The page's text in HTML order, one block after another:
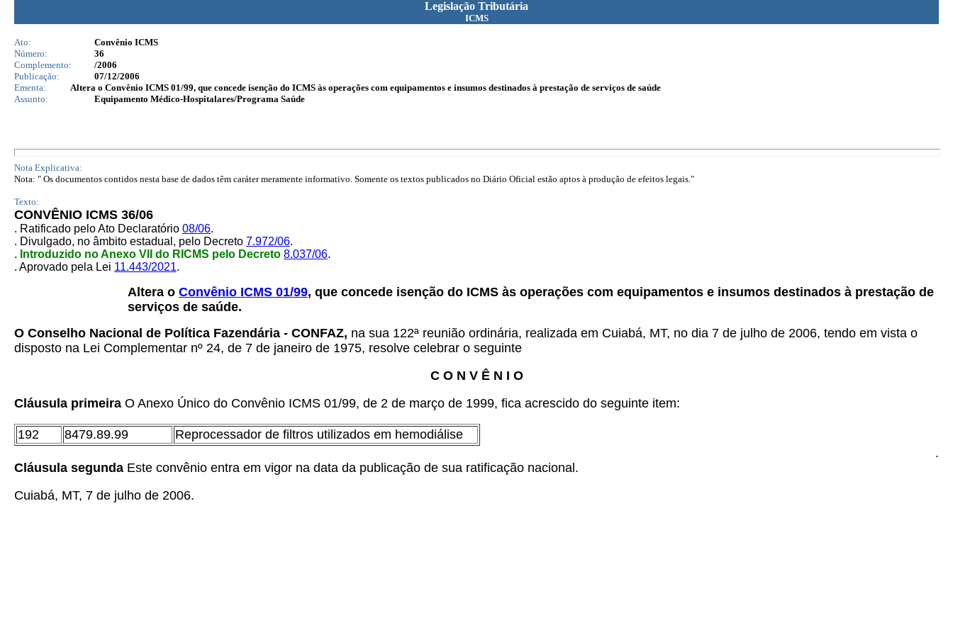
Legislação Tributária
ICMS
Ato:
Convênio ICMS
Número:
36
Complemento:
/2006
Publicação:
07/12/2006
Ementa:
Altera o Convênio ICMS 01/99, que concede isenção do ICMS às operações com equipamentos e insumos destinados à prestação de serviços de saúde
Assunto:
Equipamento Médico-Hospitalares/Programa Saúde
Nota Explicativa:
Nota: " Os documentos contidos nesta base de dados têm caráter meramente informativo. Somente os textos publicados no Diário Oficial estão aptos à produção de efeitos legais."
Texto:
CONVÊNIO ICMS 36/06
. Ratificado pelo Ato Declaratório 08/06.
. Divulgado, no âmbito estadual, pelo Decreto 7.972/06.
. Introduzido no Anexo VII do RICMS pelo Decreto 8.037/06.
. Aprovado pela Lei 11.443/2021.
Altera o Convênio ICMS 01/99, que concede isenção do ICMS às operações com equipamentos e insumos destinados à prestação de
serviços de saúde.
O Conselho Nacional de Política Fazendária - CONFAZ, na sua 122ª reunião ordinária, realizada em Cuiabá, MT, no dia 7 de julho de 2006, tendo em vista o
disposto na Lei Complementar nº 24, de 7 de janeiro de 1975, resolve celebrar o seguinte
C O N V Ê N I O
Cláusula primeira O Anexo Único do Convênio ICMS 01/99, de 2 de março de 1999, fica acrescido do seguinte item:
192 8479.89.99
Reprocessador de filtros utilizados em hemodiálise
.
Cláusula segunda Este convênio entra em vigor na data da publicação de sua ratificação nacional.
Cuiabá, MT, 7 de julho de 2006.